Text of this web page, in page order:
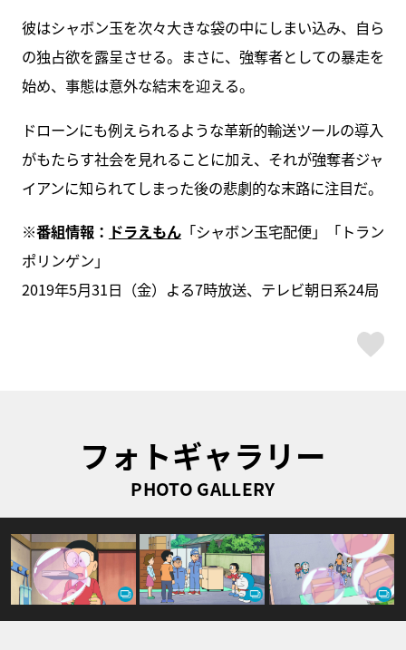
彼はシャボン玉を次々大きな袋の中にしまい込み、自ら
の独占欲を露呈させる。まさに、強奪者としての暴走を
始め、事態は意外な結末を迎える。
ドローンにも例えられるような革新的輸送ツールの導入
がもたらす社会を見れることに加え、それが強奪者ジャ
イアンに知られてしまった後の悲劇的な末路に注目だ。
※番組情報： ドラえもん「シャボン玉宅配便」「トラン
ポリンゲン」
2019年5月31日（金）よる7時放送、テレビ朝日系24局
フォトギャラリー
PHOTO GALLERY